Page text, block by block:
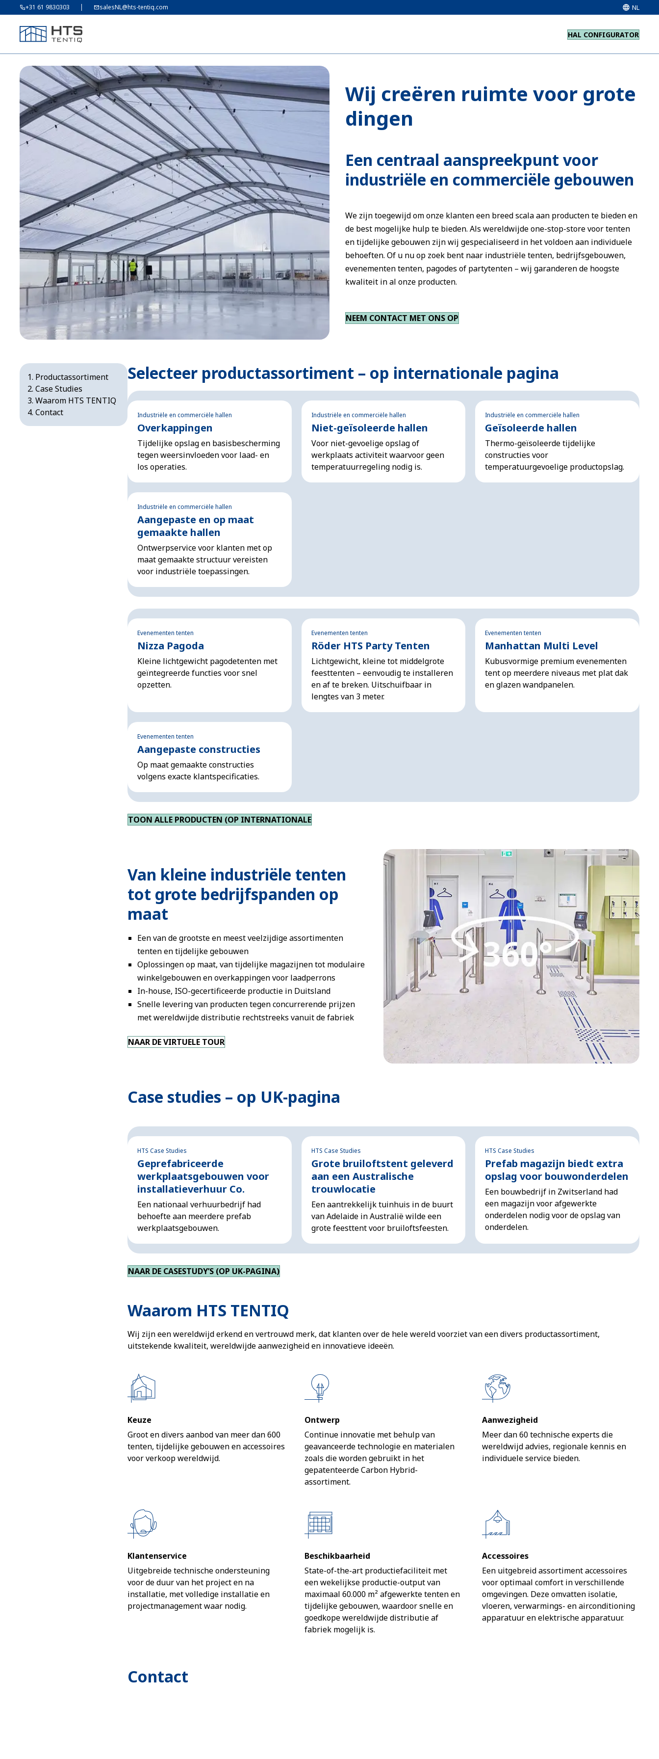
+31 61 9830303 salesNL@hts-tentiq.com NL
HAL CONFIGURATOR
Wij creëren ruimte voor grote
dingen
Een centraal aanspreekpunt voor
industriële en commerciële gebouwen
We zijn toegewijd om onze klanten een breed scala aan producten te bieden en
de best mogelijke hulp te bieden. Als wereldwijde one-stop-store voor tenten
en tijdelijke gebouwen zijn wij gespecialiseerd in het voldoen aan individuele
behoeften. Of u nu op zoek bent naar industriële tenten, bedrijfsgebouwen,
evenementen tenten, pagodes of partytenten – wij garanderen de hoogste
kwaliteit in al onze producten.
NEEM CONTACT MET ONS OP
Productassortiment
Case Studies
Waarom HTS TENTIQ
Contact
Selecteer productassortiment – op internationale pagina
Industriële en commerciële hallen
Overkappingen
Tijdelijke opslag en basisbescherming
tegen weersinvloeden voor laad- en
los operaties.
Industriële en commerciële hallen
Niet-geïsoleerde hallen
Voor niet-gevoelige opslag of
werkplaats activiteit waarvoor geen
temperatuurregeling nodig is.
Industriële en commerciële hallen
Geïsoleerde hallen
Thermo-geïsoleerde tijdelijke
constructies voor
temperatuurgevoelige productopslag.
Industriële en commerciële hallen
Aangepaste en op maat
gemaakte hallen
Ontwerpservice voor klanten met op
maat gemaakte structuur vereisten
voor industriële toepassingen.
Evenementen tenten
Nizza Pagoda
Kleine lichtgewicht pagodetenten met
geïntegreerde functies voor snel
opzetten.
Evenementen tenten
Röder HTS Party Tenten
Lichtgewicht, kleine tot middelgrote
feesttenten – eenvoudig te installeren
en af te breken. Uitschuifbaar in
lengtes van 3 meter.
Evenementen tenten
Manhattan Multi Level
Kubusvormige premium evenementen
tent op meerdere niveaus met plat dak
en glazen wandpanelen.
Evenementen tenten
Aangepaste constructies
Op maat gemaakte constructies
volgens exacte klantspecificaties.
TOON ALLE PRODUCTEN (OP INTERNATIONALE
Van kleine industriële tenten
tot grote bedrijfspanden op
maat
Een van de grootste en meest veelzijdige assortimenten
tenten en tijdelijke gebouwen
Oplossingen op maat, van tijdelijke magazijnen tot modulaire
winkelgebouwen en overkappingen voor laadperrons
In-house, ISO-gecertificeerde productie in Duitsland
Snelle levering van producten tegen concurrerende prijzen
met wereldwijde distributie rechtstreeks vanuit de fabriek
NAAR DE VIRTUELE TOUR
Case studies – op UK-pagina
HTS Case Studies
Geprefabriceerde
werkplaatsgebouwen voor
installatieverhuur Co.
Een nationaal verhuurbedrijf had
behoefte aan meerdere prefab
werkplaatsgebouwen.
HTS Case Studies
Grote bruiloftstent geleverd
aan een Australische
trouwlocatie
Een aantrekkelijk tuinhuis in de buurt
van Adelaide in Australië wilde een
grote feesttent voor bruiloftsfeesten.
HTS Case Studies
Prefab magazijn biedt extra
opslag voor bouwonderdelen
Een bouwbedrijf in Zwitserland had
een magazijn voor afgewerkte
onderdelen nodig voor de opslag van
onderdelen.
NAAR DE CASESTUDY’S (OP UK-PAGINA)
Waarom HTS TENTIQ
Wij zijn een wereldwijd erkend en vertrouwd merk, dat klanten over de hele wereld voorziet van een divers productassortiment,
uitstekende kwaliteit, wereldwijde aanwezigheid en innovatieve ideeën.
Keuze
Groot en divers aanbod van meer dan 600
tenten, tijdelijke gebouwen en accessoires
voor verkoop wereldwijd.
Ontwerp
Continue innovatie met behulp van
geavanceerde technologie en materialen
zoals die worden gebruikt in het
gepatenteerde Carbon Hybrid-
assortiment.
Aanwezigheid
Meer dan 60 technische experts die
wereldwijd advies, regionale kennis en
individuele service bieden.
Klantenservice
Uitgebreide technische ondersteuning
voor de duur van het project en na
installatie, met volledige installatie en
projectmanagement waar nodig.
Beschikbaarheid
State-of-the-art productiefaciliteit met
een wekelijkse productie-output van
maximaal 60.000 m² afgewerkte tenten en
tijdelijke gebouwen, waardoor snelle en
goedkope wereldwijde distributie af
fabriek mogelijk is.
Accessoires
Een uitgebreid assortiment accessoires
voor optimaal comfort in verschillende
omgevingen. Deze omvatten isolatie,
vloeren, verwarmings- en airconditioning
apparatuur en elektrische apparatuur.
Contact